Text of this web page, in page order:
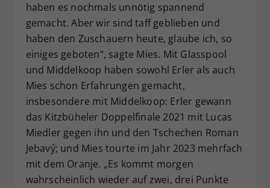
haben es nochmals unnötig spannend
gemacht. Aber wir sind taff geblieben und
haben den Zuschauern heute, glaube ich, so
einiges geboten“, sagte Mies. Mit Glasspool
und Middelkoop haben sowohl Erler als auch
Mies schon Erfahrungen gemacht,
insbesondere mit Middelkoop: Erler gewann
das Kitzbüheler Doppelfinale 2021 mit Lucas
Miedler gegen ihn und den Tschechen Roman
Jebavý; und Mies tourte im Jahr 2023 mehrfach
mit dem Oranje. „Es kommt morgen
wahrscheinlich wieder auf zwei, drei Punkte